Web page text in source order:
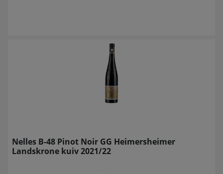
Nelles B-48 Pinot Noir GG Heimersheimer
Landskrone kuiv 2021/22